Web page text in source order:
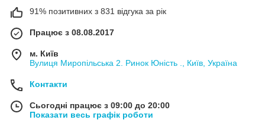
91% позитивних з 831 відгука за рік
Працює з 08.08.2017
м. Київ
Вулиця Миропільська 2. Ринок Юність ., Київ, Україна
Контакти
Сьогодні працює з 09:00 до 20:00
Показати весь графік роботи